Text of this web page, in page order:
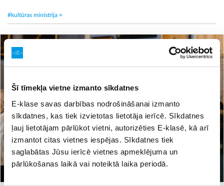
Šī tīmekļa vietne izmanto sīkdatnes
E-klase savas darbības nodrošināšanai izmanto
sīkdatnes, kas tiek izvietotas lietotāja ierīcē. Sīkdatnes
ļauj lietotājam pārlūkot vietni, autorizēties E-klasē, kā arī
izmantot citas vietnes iespējas. Sīkdatnes tiek
saglabātas Jūsu ierīcē vietnes apmeklējuma un
pārlūkošanas laikā vai noteiktā laika periodā.
#kultūras ministrija ×